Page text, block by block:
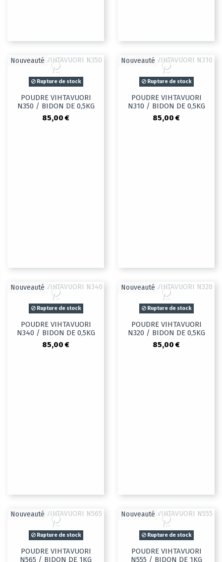
Nouveauté
Rupture de stock
POUDRE VIHTAVUORI
N350 / BIDON DE 0,5KG
85,00 €
Nouveauté
Rupture de stock
POUDRE VIHTAVUORI
N310 / BIDON DE 0,5KG
85,00 €
Nouveauté
Rupture de stock
POUDRE VIHTAVUORI
N340 / BIDON DE 0,5KG
85,00 €
Nouveauté
Rupture de stock
POUDRE VIHTAVUORI
N320 / BIDON DE 0,5KG
85,00 €
Nouveauté
Rupture de stock
POUDRE VIHTAVUORI
N565 / BIDON DE 1KG
Nouveauté
Rupture de stock
POUDRE VIHTAVUORI
N555 / BIDON DE 1KG